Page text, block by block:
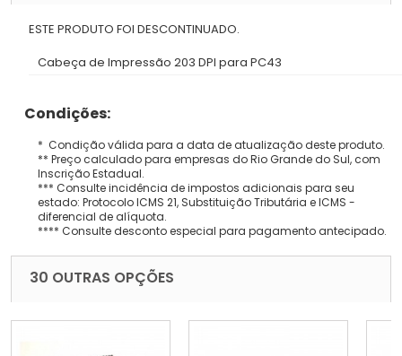
ESTE PRODUTO FOI DESCONTINUADO.
Cabeça de Impressão 203 DPI para PC43
Condições:
* Condição válida para a data de atualização deste produto.
** Preço calculado para empresas do Rio Grande do Sul, com
Inscrição Estadual.
*** Consulte incidência de impostos adicionais para seu
estado: Protocolo ICMS 21, Substituição Tributária e ICMS -
diferencial de alíquota.
**** Consulte desconto especial para pagamento antecipado.
30 OUTRAS OPÇÕES